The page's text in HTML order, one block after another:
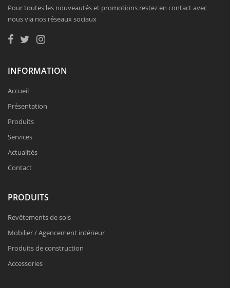
Pour toutes les nouveautés et promotions restez en contact avec
nous via nos réseaux sociaux
INFORMATION
Accueil
Présentation
Produits
Services
Actualités
Contact
PRODUITS
Revêtements de sols
Mobilier / Agencement intérieur
Produits de construction
Accessories